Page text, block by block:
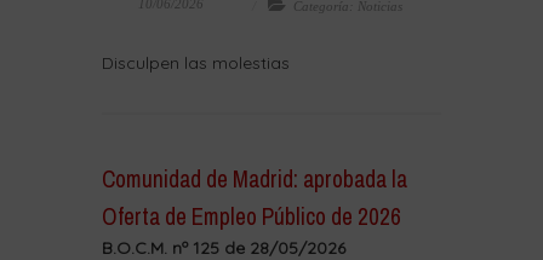
10/06/2026 Categoría: Noticias
Disculpen las molestias
Comunidad de Madrid: aprobada la
Oferta de Empleo Público de 2026
B.O.C.M. nº 125 de 28/05/2026